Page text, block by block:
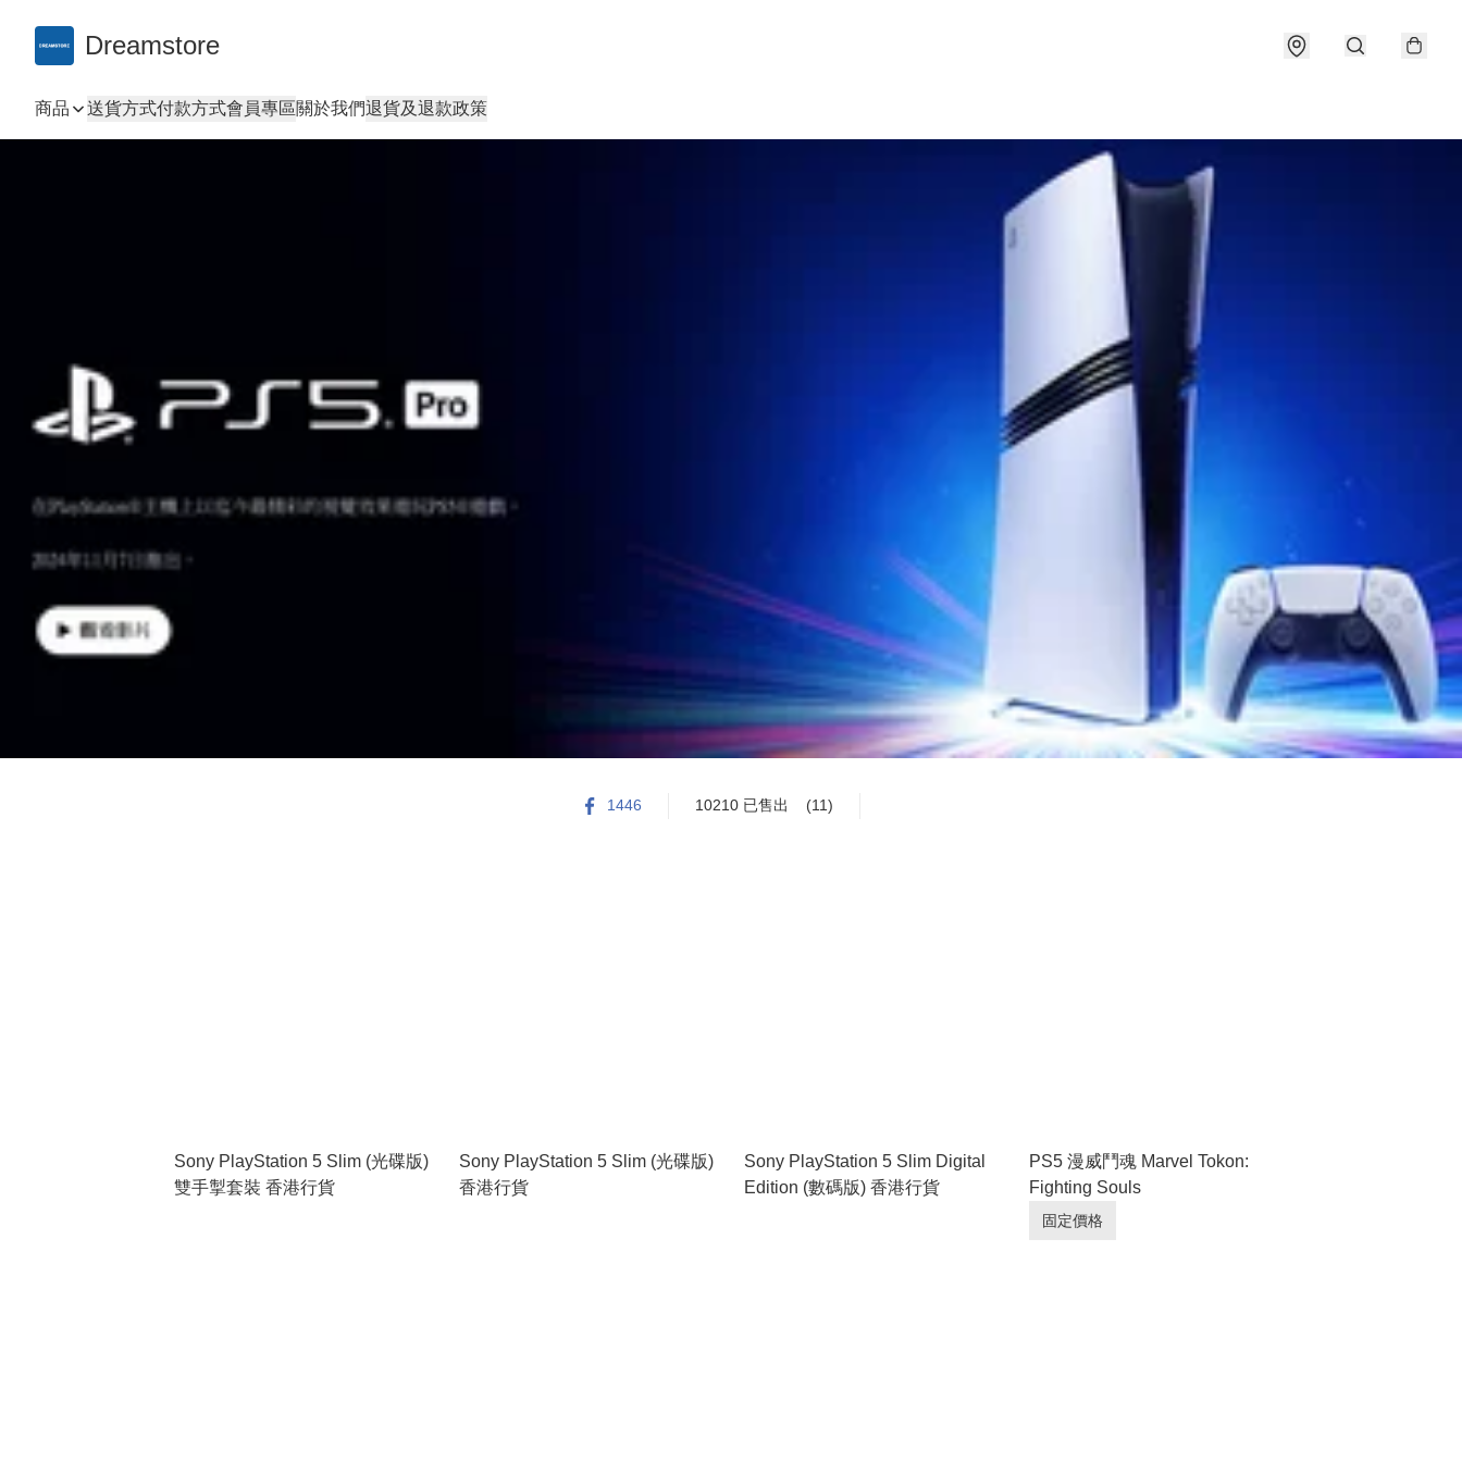
Dreamstore
商品 送貨方式付款方式會員專區關於我們退貨及退款政策
1446 10210 已售出 (11)
Sony PlayStation 5 Slim (光碟版)
雙手掣套裝 香港行貨
Sony PlayStation 5 Slim (光碟版)
香港行貨
Sony PlayStation 5 Slim Digital
Edition (數碼版) 香港行貨
PS5 漫威鬥魂 Marvel Tokon:
Fighting Souls
固定價格